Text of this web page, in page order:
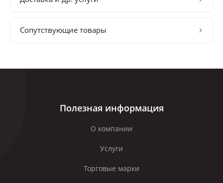
Сопутствующие товары
Полезная информация
О компании
Услуги
Торговые марки